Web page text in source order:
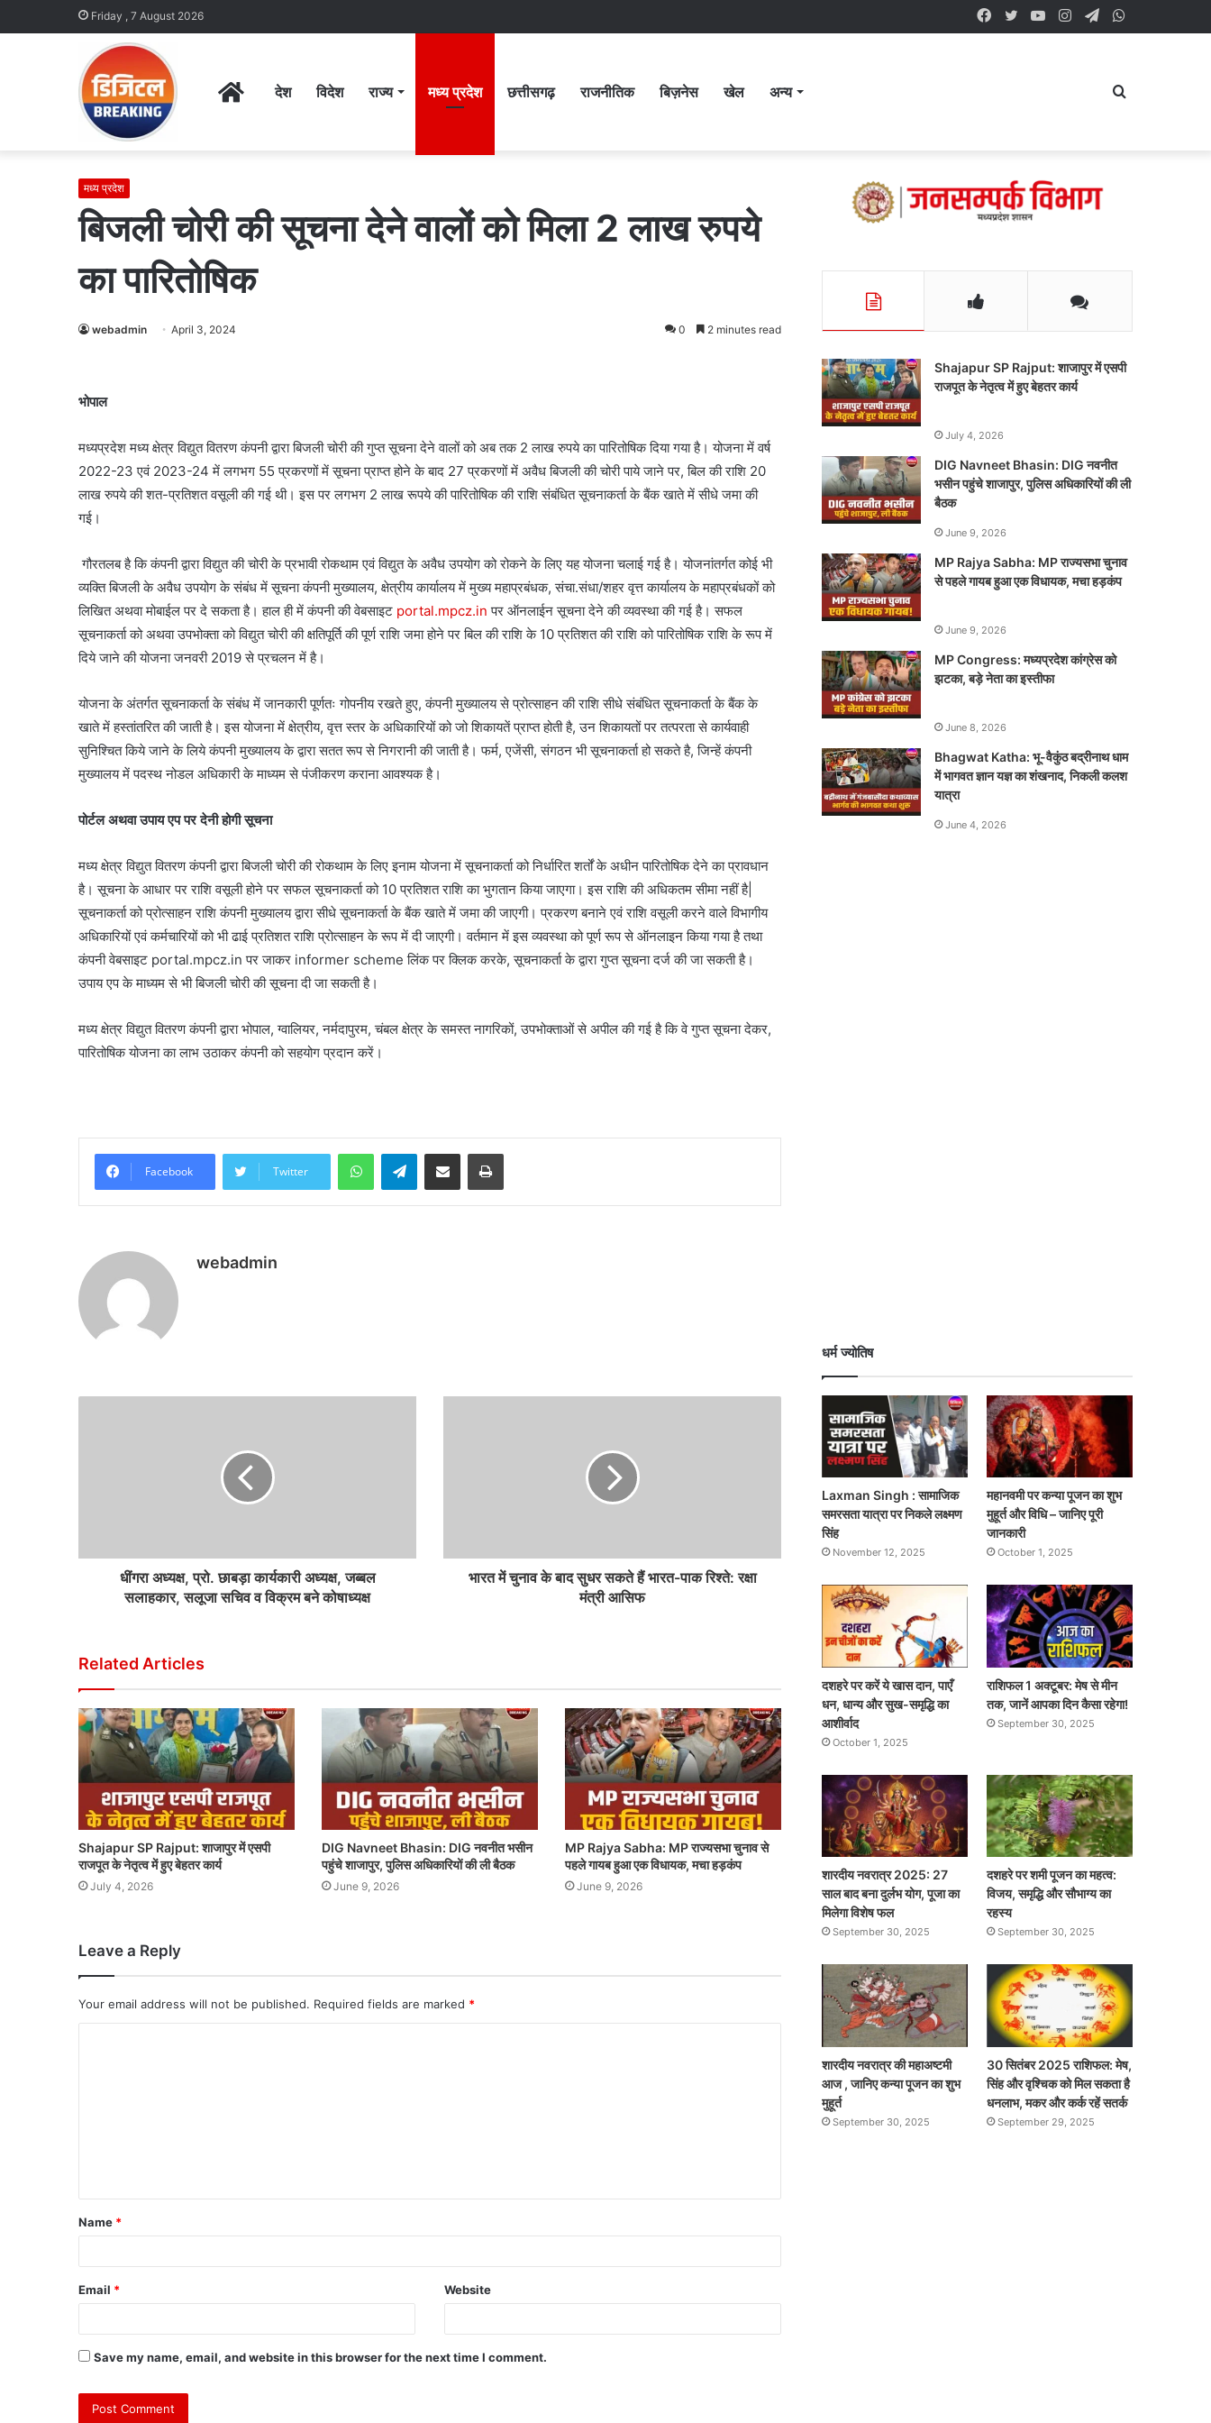
Friday , 7 August 2026 Telegram
Instagram
YouTube
Twitter
Facebook
Homeदेश विदेश राज्य मध्य प्रदेश छत्तीसगढ़ राजनीतिक बिज़नेस खेल अन्य Search
मध्य प्रदेश
बिजली चोरी की सूचना देने वालों को मिला 2 लाख रुपये
का पारितोषिक
webadmin April 3, 2024 0 2 minutes read
भोपाल
मध्यप्रदेश मध्य क्षेत्र विद्युत वितरण कंपनी द्वारा बिजली चोरी की गुप्त सूचना देने वालों को अब तक 2 लाख रुपये का पारितोषिक दिया गया है। योजना में वर्ष
2022-23 एवं 2023-24 में लगभग 55 प्रकरणों में सूचना प्राप्त होने के बाद 27 प्रकरणों में अवैध बिजली की चोरी पाये जाने पर, बिल की राशि 20
लाख रुपये की शत-प्रतिशत वसूली की गई थी। इस पर लगभग 2 लाख रूपये की पारितोषिक की राशि संबंधित सूचनाकर्ता के बैंक खाते में सीधे जमा की
गई।
गौरतलब है कि कंपनी द्वारा विद्युत की चोरी के प्रभावी रोकथाम एवं विद्युत के अवैध उपयोग को रोकने के लिए यह योजना चलाई गई है। योजनांतर्गत कोई भी
व्यक्ति बिजली के अवैध उपयोग के संबंध में सूचना कंपनी मुख्यालय, क्षेत्रीय कार्यालय में मुख्य महाप्रबंधक, संचा.संधा/शहर वृत्त कार्यालय के महाप्रबंधकों को
लिखित अथवा मोबाईल पर दे सकता है। हाल ही में कंपनी की वेबसाइट portal.mpcz.inपर ऑनलाईन सूचना देने की व्यवस्था की गई है। सफल
सूचनाकर्ता को अथवा उपभोक्ता को विद्युत चोरी की क्षतिपूर्ति की पूर्ण राशि जमा होने पर बिल की राशि के 10 प्रतिशत की राशि को पारितोषिक राशि के रूप में
दिये जाने की योजना जनवरी 2019 से प्रचलन में है।
योजना के अंतर्गत सूचनाकर्ता के संबंध में जानकारी पूर्णतः गोपनीय रखते हुए, कंपनी मुख्यालय से प्रोत्साहन की राशि सीधे संबंधित सूचनाकर्ता के बैंक के
खाते में हस्तांतरित की जाती है। इस योजना में क्षेत्रीय, वृत्त स्तर के अधिकारियों को जो शिकायतें प्राप्त होती है, उन शिकायतों पर तत्परता से कार्यवाही
सुनिश्चित किये जाने के लिये कंपनी मुख्यालय के द्वारा सतत रूप से निगरानी की जाती है। फर्म, एजेंसी, संगठन भी सूचनाकर्ता हो सकते है, जिन्हें कंपनी
मुख्यालय में पदस्थ नोडल अधिकारी के माध्यम से पंजीकरण कराना आवश्यक है।
पोर्टल अथवा उपाय एप पर देनी होगी सूचना
मध्य क्षेत्र विद्युत वितरण कंपनी द्वारा बिजली चोरी की रोकथाम के लिए इनाम योजना में सूचनाकर्ता को निर्धारित शर्तों के अधीन पारितोषिक देने का प्रावधान
है। सूचना के आधार पर राशि वसूली होने पर सफल सूचनाकर्ता को 10 प्रतिशत राशि का भुगतान किया जाएगा। इस राशि की अधिकतम सीमा नहीं है|
सूचनाकर्ता को प्रोत्साहन राशि कंपनी मुख्यालय द्वारा सीधे सूचनाकर्ता के बैंक खाते में जमा की जाएगी। प्रकरण बनाने एवं राशि वसूली करने वाले विभागीय
अधिकारियों एवं कर्मचारियों को भी ढाई प्रतिशत राशि प्रोत्साहन के रूप में दी जाएगी। वर्तमान में इस व्यवस्था को पूर्ण रूप से ऑनलाइन किया गया है तथा
कंपनी वेबसाइट portal.mpcz.in पर जाकर informer scheme लिंक पर क्लिक करके, सूचनाकर्ता के द्वारा गुप्त सूचना दर्ज की जा सकती है।
उपाय एप के माध्यम से भी बिजली चोरी की सूचना दी जा सकती है।
मध्य क्षेत्र विद्युत वितरण कंपनी द्वारा भोपाल, ग्वालियर, नर्मदापुरम, चंबल क्षेत्र के समस्त नागरिकों, उपभोक्ताओं से अपील की गई है कि वे गुप्त सूचना देकर,
पारितोषिक योजना का लाभ उठाकर कंपनी को सहयोग प्रदान करें।
Facebook Twitter
WhatsAppTelegramShare via Email Print
webadmin
धींगरा अध्यक्ष, प्रो. छाबड़ा कार्यकारी अध्यक्ष, जब्बल
सलाहकार, सलूजा सचिव व विक्रम बने कोषाध्यक्ष
भारत में चुनाव के बाद सुधर सकते हैं भारत-पाक रिश्ते: रक्षा
मंत्री आसिफ
Related Articles
Shajapur SP Rajput: शाजापुर में एसपी
राजपूत के नेतृत्व में हुए बेहतर कार्य
July 4, 2026
DIG Navneet Bhasin: DIG नवनीत भसीन
पहुंचे शाजापुर, पुलिस अधिकारियों की ली बैठक
June 9, 2026
MP Rajya Sabha: MP राज्यसभा चुनाव से
पहले गायब हुआ एक विधायक, मचा हड़कंप
June 9, 2026
Leave a Reply
Your email address will not be published. Required fields are marked *
Name *
Email * Website
Save my name, email, and website in this browser for the next time I comment.
Shajapur SP Rajput: शाजापुर में एसपी
राजपूत के नेतृत्व में हुए बेहतर कार्य
July 4, 2026
DIG Navneet Bhasin: DIG नवनीत
भसीन पहुंचे शाजापुर, पुलिस अधिकारियों की ली
बैठक
June 9, 2026
MP Rajya Sabha: MP राज्यसभा चुनाव
से पहले गायब हुआ एक विधायक, मचा हड़कंप
June 9, 2026
MP Congress: मध्यप्रदेश कांग्रेस को
झटका, बड़े नेता का इस्तीफा
June 8, 2026
Bhagwat Katha: भू-वैकुंठ बद्रीनाथ धाम
में भागवत ज्ञान यज्ञ का शंखनाद, निकली कलश
यात्रा
June 4, 2026
धर्म ज्योतिष
Laxman Singh : सामाजिक
समरसता यात्रा पर निकले लक्ष्मण
सिंह
November 12, 2025
महानवमी पर कन्या पूजन का शुभ
मुहूर्त और विधि – जानिए पूरी
जानकारी
October 1, 2025
दशहरे पर करें ये खास दान, पाएँ
धन, धान्य और सुख-समृद्धि का
आशीर्वाद
October 1, 2025
राशिफल 1 अक्टूबर: मेष से मीन
तक, जानें आपका दिन कैसा रहेगा!
September 30, 2025
शारदीय नवरात्र 2025: 27
साल बाद बना दुर्लभ योग, पूजा का
मिलेगा विशेष फल
September 30, 2025
दशहरे पर शमी पूजन का महत्व:
विजय, समृद्धि और सौभाग्य का
रहस्य
September 30, 2025
शारदीय नवरात्र की महाअष्टमी
आज , जानिए कन्या पूजन का शुभ
मुहूर्त
September 30, 2025
30 सितंबर 2025 राशिफल: मेष,
सिंह और वृश्चिक को मिल सकता है
धनलाभ, मकर और कर्क रहें सतर्क
September 29, 2025